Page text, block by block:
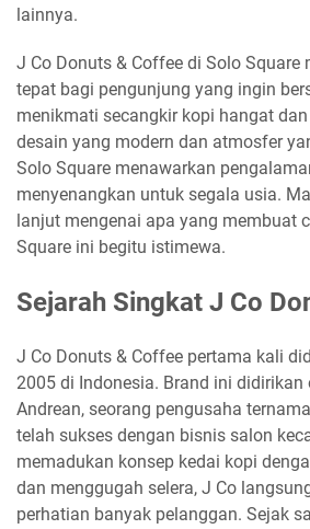
lainnya.
J Co Donuts & Coffee di Solo Square
tepat bagi pengunjung yang ingin
menikmati secangkir kopi hangat
desain yang modern dan atmosfer
Solo Square menawarkan
menyenangkan untuk segala usia.
lanjut mengenai apa yang membuat
Square ini begitu istimewa.
Sejarah Singkat J Co
J Co Donuts & Coffee pertama kali
2005 di Indonesia. Brand ini didirikan
Andrean, seorang pengusaha
telah sukses dengan bisnis salon
memadukan konsep kedai kopi
dan menggugah selera, J Co
perhatian banyak pelanggan. Sejak